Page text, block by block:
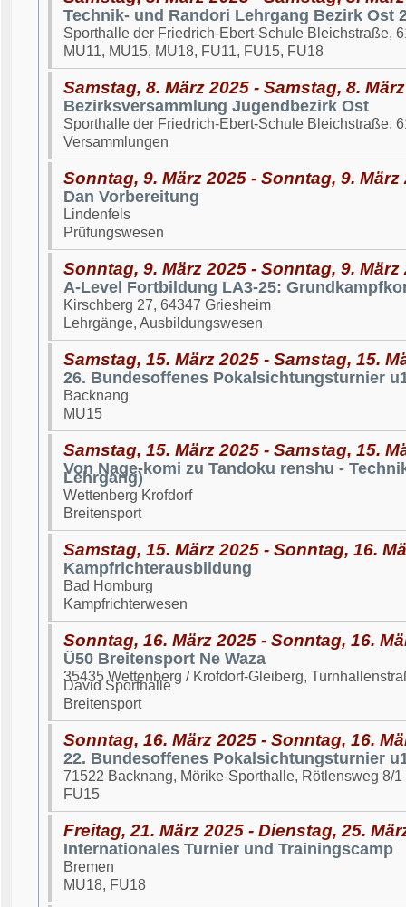
Technik- und Randori Lehrgang Bezirk Ost
Sporthalle der Friedrich-Ebert-Schule Bleichstraße,
MU11, MU15, MU18, FU11, FU15, FU18
Samstag, 8. März 2025 - Samstag, 8.
Bezirksversammlung Jugendbezirk Ost
Sporthalle der Friedrich-Ebert-Schule Bleichstraße,
Versammlungen
Sonntag, 9. März 2025 - Sonntag, 9. März
Dan Vorbereitung
Lindenfels
Prüfungswesen
Sonntag, 9. März 2025 - Sonntag, 9. März
A-Level Fortbildung LA3-25:
Kirschberg 27, 64347 Griesheim
Lehrgänge, Ausbildungswesen
Samstag, 15. März 2025 - Samstag, 15.
26. Bundesoffenes Pokalsichtungsturnier
Backnang
MU15
Samstag, 15. März 2025 - Samstag, 15.
Von Nage-komi zu Tandoku renshu -
Lehrgang)
Wettenberg Krofdorf
Breitensport
Samstag, 15. März 2025 - Sonntag, 16.
Kampfrichterausbildung
Bad Homburg
Kampfrichterwesen
Sonntag, 16. März 2025 - Sonntag, 16.
Ü50 Breitensport Ne Waza
35435 Wettenberg / Krofdorf-Gleiberg,
David Sporthalle
Breitensport
Sonntag, 16. März 2025 - Sonntag, 16.
22. Bundesoffenes Pokalsichtungsturnier
71522 Backnang, Mörike-Sporthalle, Rötlensweg 8/1
FU15
Freitag, 21. März 2025 - Dienstag, 25.
Internationales Turnier und Trainingscamp
Bremen
MU18, FU18